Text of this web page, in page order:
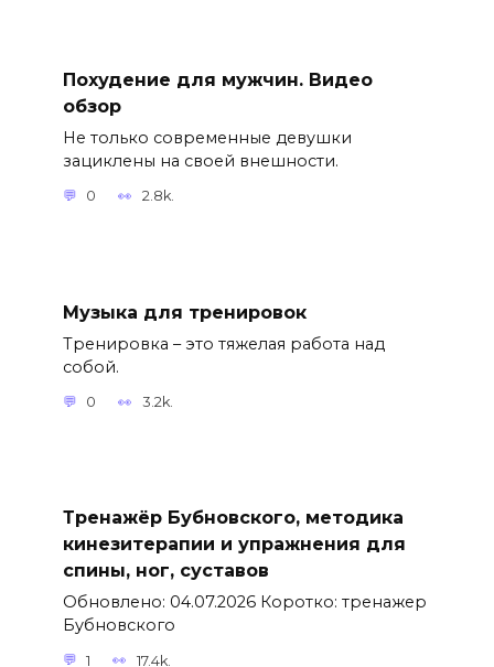
Похудение для мужчин. Видео
обзор
Не только современные девушки
зациклены на своей внешности.
0 2.8k.
Музыка для тренировок
Тренировка – это тяжелая работа над
собой.
0 3.2k.
Тренажёр Бубновского, методика
кинезитерапии и упражнения для
спины, ног, суставов
Обновлено: 04.07.2026 Коротко: тренажер
Бубновского
1 17.4k.